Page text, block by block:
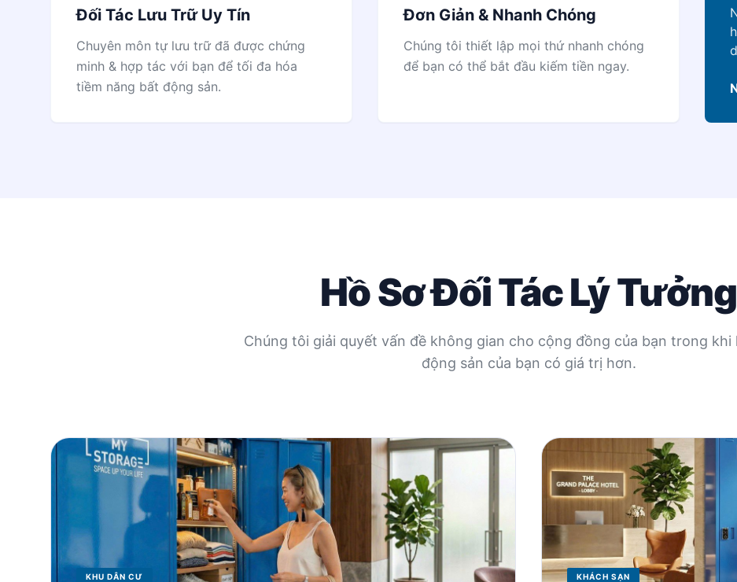
Đối Tác Lưu Trữ Uy Tín
Chuyên môn tự lưu trữ đã được chứng
minh & hợp tác với bạn để tối đa hóa
tiềm năng bất động sản.
Đơn Giản & Nhanh Chóng
Chúng tôi thiết lập mọi thứ nhanh chóng
để bạn có thể bắt đầu kiếm tiền ngay.
Hồ Sơ Đối Tác Lý Tưởng
Chúng tôi giải quyết vấn đề không gian cho cộng đồng của bạn trong khi
động sản của bạn có giá trị hơn.
KHU DÂN CƯ KHÁCH SẠN